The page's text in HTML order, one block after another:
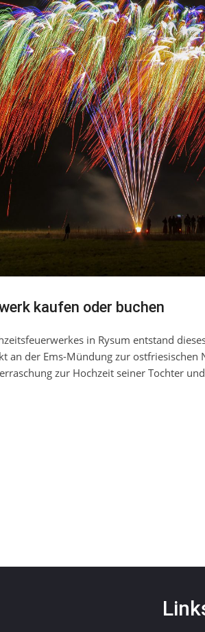
kaufen oder buchen
in Rysum entstand
an der Ems-Mündung zur ostfriesischen
zur Hochzeit seiner Tochter